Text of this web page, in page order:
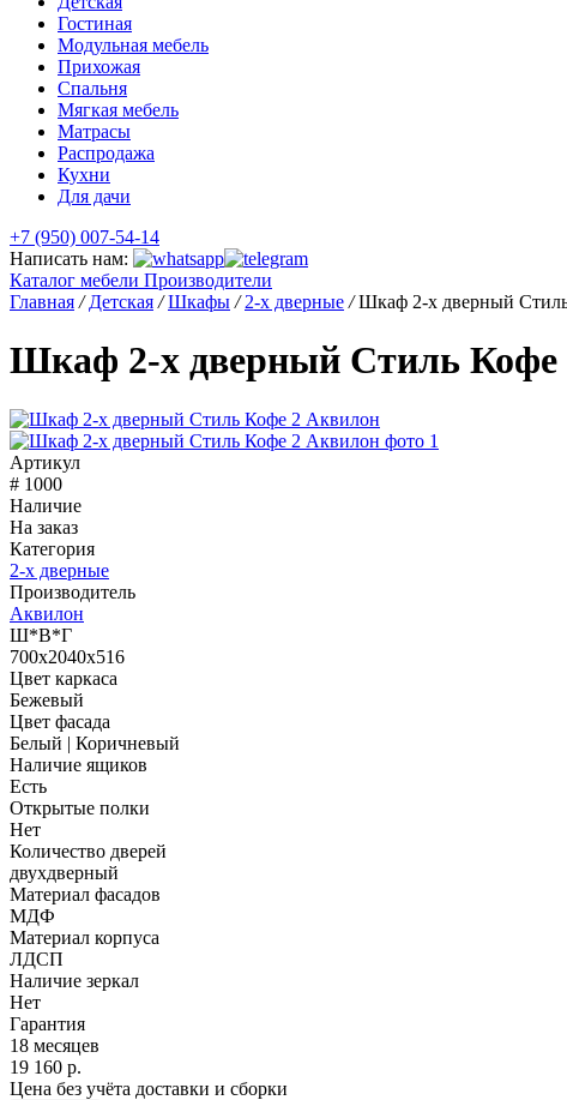
Гостиная
Модульная мебель
Прихожая
Спальня
Мягкая мебель
Матрасы
Распродажа
Кухни
Для дачи
+7 (950) 007-54-14
Написать нам:
Каталог мебели Производители
Главная / Детская / Шкафы / 2-х дверные / Шкаф 2-х дверный
Шкаф 2-х дверный Стиль Кофе
Артикул
# 1000
Наличие
На заказ
Категория
2-х дверные
Производитель
Аквилон
Ш*В*Г
700x2040x516
Цвет каркаса
Бежевый
Цвет фасада
Белый | Коричневый
Наличие ящиков
Есть
Открытые полки
Нет
Количество дверей
двухдверный
Материал фасадов
МДФ
Материал корпуса
ЛДСП
Наличие зеркал
Нет
Гарантия
18 месяцев
19 160 р.
Цена без учёта доставки и сборки